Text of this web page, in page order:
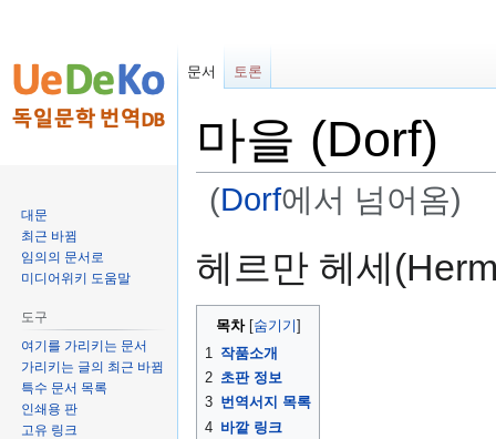
마을 (Dorf)
(Dorf에서 넘어옴)
러
로
가
기
색
가
기
헤르만 헤세
목차
1
작품소개
2 초판 정보
3 번역서지 목록
4 바깥 링크
문서 토론
대문
최근 바뀜
임의의 문서로
미디어위키 도움말
도구
여기를 가리키는 문서
가리키는 글의 최근 바뀜
특수 문서 목록
인쇄용 판
고유 링크